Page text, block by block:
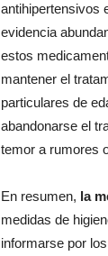
antihipertensivos
evidencia
estos
mantener el
particulares de
abandonarse el
temor a rumores
En resumen, la
medidas de
informarse por